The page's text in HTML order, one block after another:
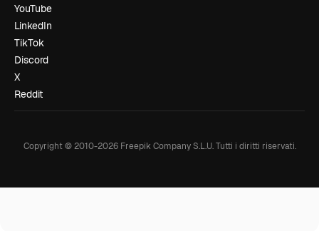
YouTube
LinkedIn
TikTok
Discord
X
Reddit
Copyright © 2010-2026Freepik Company S.L.U. Tutti i diritti riservati.